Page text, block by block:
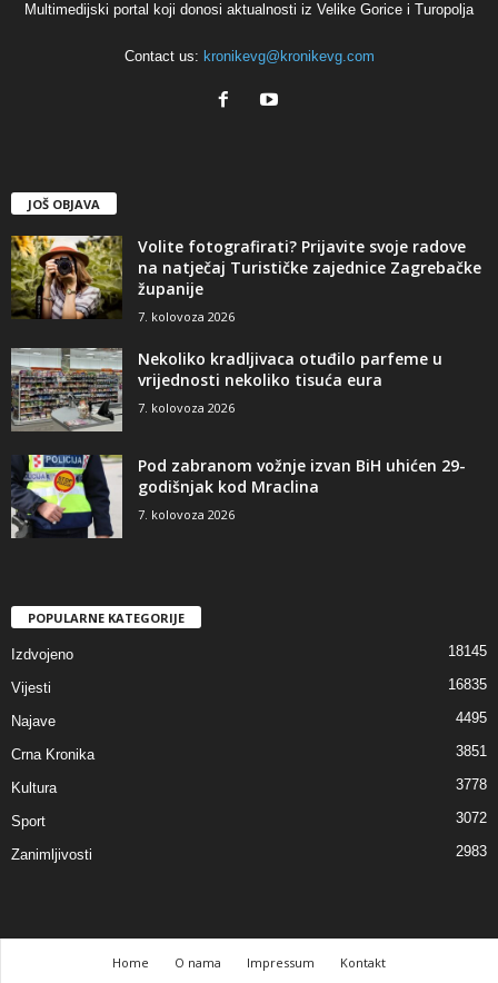
Multimedijski portal koji donosi aktualnosti iz Velike Gorice i Turopolja
Contact us: kronikevg@kronikevg.com
JOŠ OBJAVA
Volite fotografirati? Prijavite svoje radove
na natječaj Turističke zajednice Zagrebačke
županije
7. kolovoza 2026
Nekoliko kradljivaca otuđilo parfeme u
vrijednosti nekoliko tisuća eura
7. kolovoza 2026
Pod zabranom vožnje izvan BiH uhićen 29-
godišnjak kod Mraclina
7. kolovoza 2026
POPULARNE KATEGORIJE
Izdvojeno 18145
Vijesti 16835
Najave 4495
Crna Kronika 3851
Kultura 3778
Sport 3072
Zanimljivosti 2983
Home O nama Impressum Kontakt